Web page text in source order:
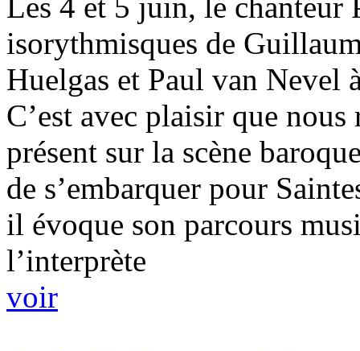
Les 4 et 5 juin, le chanteur
isorythmisques de
Huelgas et Paul van Nevel
C’est avec plaisir que
présent sur la scène
de s’embarquer pour
il évoque son parcours
l’interprète
voir